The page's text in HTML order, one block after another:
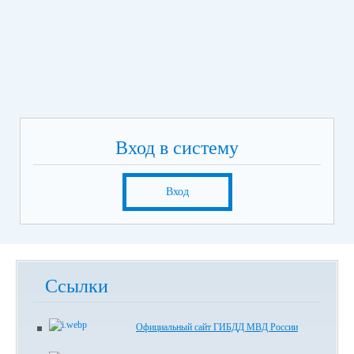
Вход в систему
Вход
Ссылки
Официальный сайт ГИБДД МВД России